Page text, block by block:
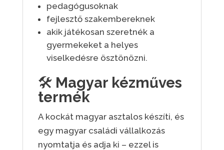
pedagógusoknak
fejlesztő szakembereknek
akik játékosan szeretnék a
gyermekeket a helyes
viselkedésre ösztönözni.
🛠 Magyar kézműves
termék
A kockát magyar asztalos készíti, és
egy magyar családi vállalkozás
nyomtatja és adja ki – ezzel is